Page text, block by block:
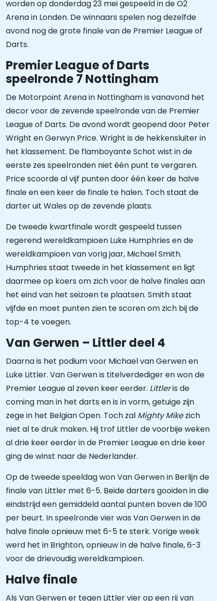
worden op donderdag 23 mei gespeeld in de O2
Arena in Londen. De winnaars spelen nog dezelfde
avond nog de grote finale van de Premier League of
Darts.
Premier League of Darts
speelronde 7 Nottingham
De Motorpoint Arena in Nottingham is vanavond het
decor voor de zevende speelronde van de Premier
League of Darts. De avond wordt geopend door Peter
Wright en Gerwyn Price. Wright is de hekkensluiter in
het klassement. De flamboyante Schot wist in de
eerste zes speelronden niet één punt te vergaren.
Price scoorde al vijf punten door één keer de halve
finale en een keer de finale te halen. Toch staat de
darter uit Wales op de zevende plaats.
De tweede kwartfinale wordt gespeeld tussen
regerend wereldkampioen Luke Humphries en de
wereldkampioen van vorig jaar, Michael Smith.
Humphries staat tweede in het klassement en ligt
daarmee op koers om zich voor de halve finales aan
het eind van het seizoen te plaatsen. Smith staat
vijfde en moet punten zien te scoren om zich bij de
top-4 te voegen.
Van Gerwen – Littler deel 4
Daarna is het podium voor Michael van Gerwen en
Luke Littler. Van Gerwen is titelverdediger en won de
Premier League al zeven keer eerder. Littleris de
coming man in het darts en is in vorm, getuige zijn
zege in het Belgian Open. Toch zal Mighty Mikezich
niet al te druk maken. Hij trof Littler de voorbije weken
al drie keer eerder in de Premier League en drie keer
ging de winst naar de Nederlander.
Op de tweede speeldag won Van Gerwen in Berlijn de
finale van Littler met 6-5. Beide darters gooiden in die
eindstrijd een gemiddeld aantal punten boven de 100
per beurt. In speelronde vier was Van Gerwen in de
halve finale opnieuw met 6-5 te sterk. Vorige week
werd het in Brighton, opnieuw in de halve finale, 6-3
voor de drievoudig wereldkampioen.
Halve finale
Als Van Gerwen er tegen Littler vier op een rij van